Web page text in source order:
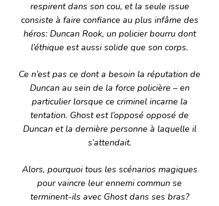
respirent dans son cou, et la seule issue
consiste à faire confiance au plus infâme des
héros: Duncan Rook, un policier bourru dont
l’éthique est aussi solide que son corps.
Ce n’est pas ce dont a besoin la réputation de
Duncan au sein de la force policière – en
particulier lorsque ce criminel incarne la
tentation. Ghost est l’opposé opposé de
Duncan et la dernière personne à laquelle il
s’attendait.
Alors, pourquoi tous les scénarios magiques
pour vaincre leur ennemi commun se
terminent-ils avec Ghost dans ses bras?